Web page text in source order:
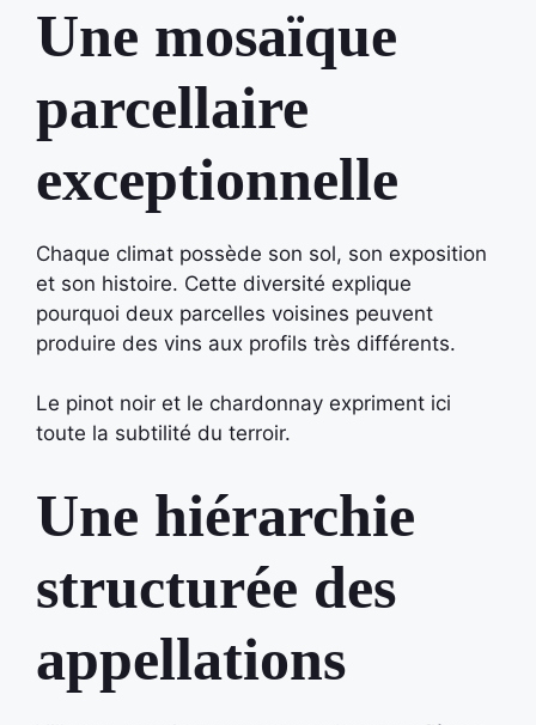
Une mosaïque
parcellaire
exceptionnelle
Chaque climat possède son sol, son exposition
et son histoire. Cette diversité explique
pourquoi deux parcelles voisines peuvent
produire des vins aux profils très différents.
Le pinot noir et le chardonnay expriment ici
toute la subtilité du terroir.
Une hiérarchie
structurée des
appellations